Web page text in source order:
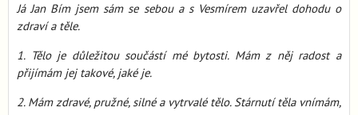
Já Jan Bím jsem sám se sebou a s Vesmírem uzavřel dohodu o
zdraví a těle.
1. Tělo je důležitou součástí mé bytosti. Mám z něj radost a
přijímám jej takové, jaké je.
2. Mám zdravé, pružné, silné a vytrvalé tělo. Stárnutí těla vnímám,